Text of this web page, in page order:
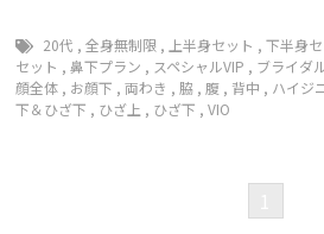
20代 ,全身無制限 , 上半身セット ,下半身
セット ,鼻下プラン , スペシャルVIP , ブライダ
顔全体 , お顔下 ,両わき , 脇 , 腹 , 背中 , ハイジ
下＆ひざ下 , ひざ上 , ひざ下 ,VIO